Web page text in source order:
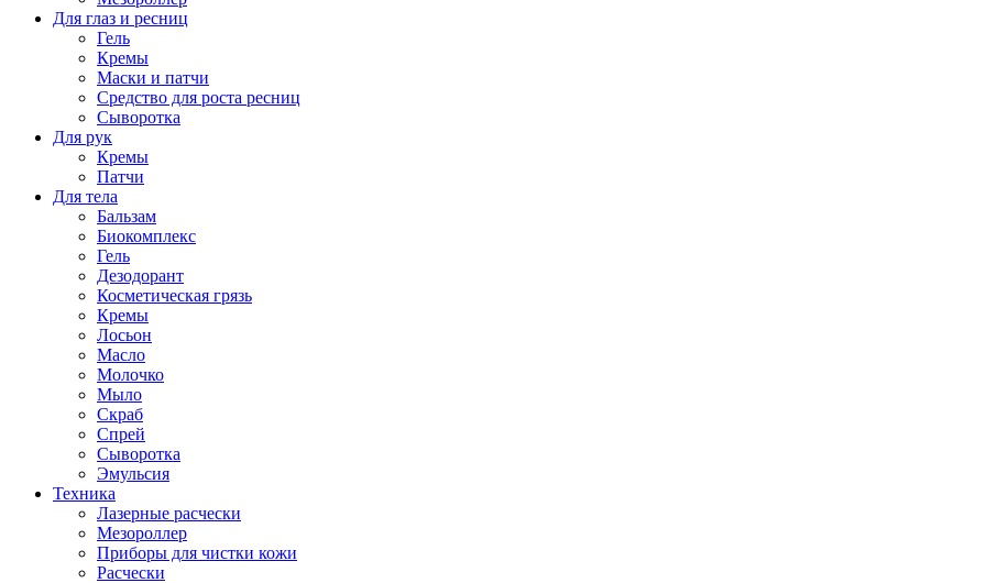
Для глаз и ресниц
Гель
Кремы
Маски и патчи
Средство для роста ресниц
Сыворотка
Для рук
Кремы
Патчи
Для тела
Бальзам
Биокомплекс
Гель
Дезодорант
Косметическая грязь
Кремы
Лосьон
Масло
Молочко
Мыло
Скраб
Спрей
Сыворотка
Эмульсия
Техника
Лазерные расчески
Мезороллер
Приборы для чистки кожи
Расчески